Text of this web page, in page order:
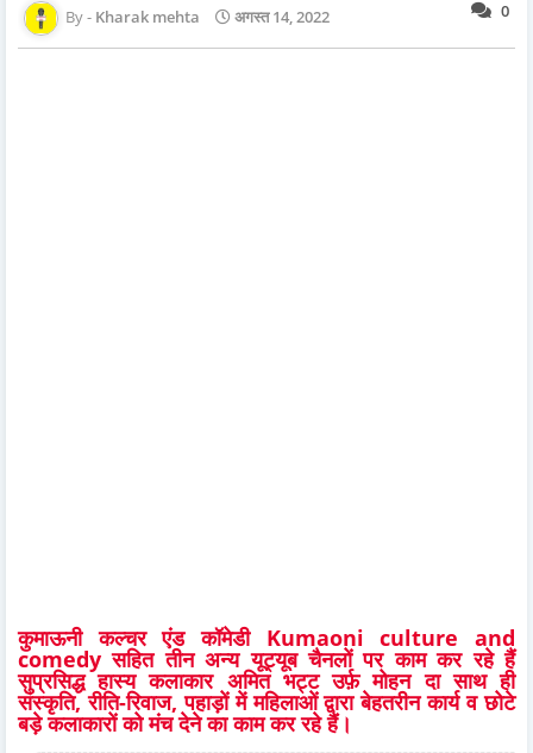
0
Kharak mehta अगस्त 14, 2022
कुमाऊनी कल्चर एंड कॉमेडी Kumaoni culture and
comedy सहित तीन अन्य यूट्यूब चैनलों पर काम कर रहे हैं
सुप्रसिद्ध हास्य कलाकार अमित भट्ट उर्फ़ मोहन दा साथ ही
संस्कृति, रीति-रिवाज, पहाड़ों में महिलाओं द्वारा बेहतरीन कार्य व छोटे
बड़े कलाकारों को मंच देने का काम कर रहे हैं।